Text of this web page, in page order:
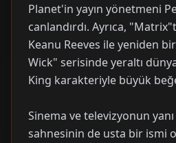
Planet'in yayın yönetmeni
canlandırdı. Ayrıca,
Keanu Reeves ile yeniden
Wick" serisinde yeraltı
King karakteriyle büyük
Sinema ve televizyonun
sahnesinin de usta bir ismi